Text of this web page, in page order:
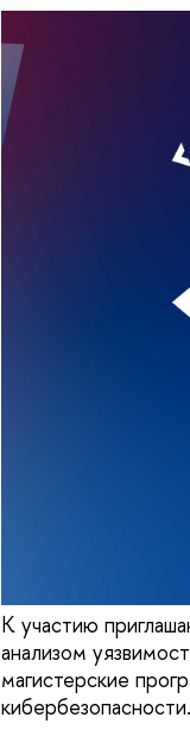
К участию
анализом
магистерские
кибербезопасности.